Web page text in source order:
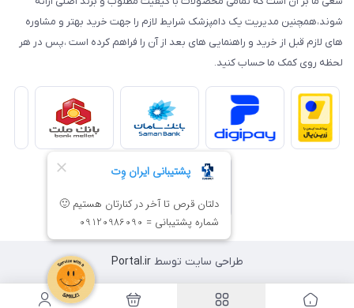
شوند،همچنین مدیریت یک دامپزشک شرایط لازم را جهت خرید بهتر و مشاوره
های لازم قبل از خرید و راهنمایی های بعد از آن را فراهم کرده است ،پس در هر
لحظه روی کمک ما حساب کنید.
طراحی سایت توسطPortal.ir